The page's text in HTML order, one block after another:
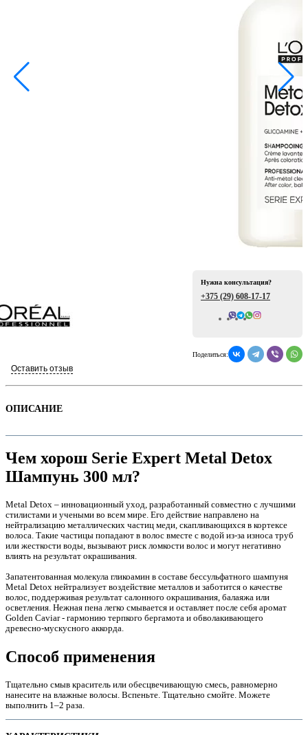
Всего отзывов: 0
Оставить отзыв
Нужна консультация?
+375 (29) 608-17-17
Поделиться:
ОПИСАНИЕ
Чем хорош Serie Expert Мetal Detox
Шампунь 300 мл?
Metal Detox – инновационный уход, разработанный совместно с лучшими
стилистами и учеными во всем мире. Его действие направлено на
нейтрализацию металлических частиц меди, скапливающихся в кортексе
волоса. Такие частицы попадают в волос вместе с водой из-за износа труб
или жесткости воды, вызывают риск ломкости волос и могут негативно
влиять на результат окрашивания.
Запатентованная молекула гликоамин в составе бессульфатного шампуня
Metal Detox нейтрализует воздействие металлов и заботится о качестве
волос, поддерживая результат салонного окрашивания, балаяжа или
осветления. Нежная пена легко смывается и оставляет после себя аромат
Golden Caviar - гармонию терпкого бергамота и обволакивающего
древесно-мускусного аккорда.
Способ применения
Тщательно смыв краситель или обесцвечивающую смесь, равномерно
нанесите на влажные волосы. Вспеньте. Тщательно смойте. Можете
выполнить 1–2 раза.